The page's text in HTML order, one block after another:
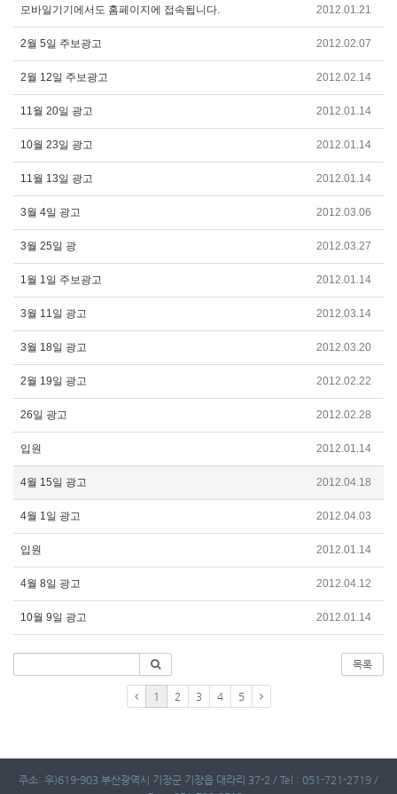
모바일기기에서도 홈페이지에 접속됩니다. 2012.01.21
2월 5일 주보광고 2012.02.07
2월 12일 주보광고 2012.02.14
11월 20일 광고 2012.01.14
10월 23일 광고 2012.01.14
11월 13일 광고 2012.01.14
3월 4일 광고 2012.03.06
3월 25일 광 2012.03.27
1월 1일 주보광고 2012.01.14
3월 11일 광고 2012.03.14
3월 18일 광고 2012.03.20
2월 19일 광고 2012.02.22
26일 광고 2012.02.28
입원 2012.01.14
4월 15일 광고 2012.04.18
4월 1일 광고 2012.04.03
입원 2012.01.14
4월 8일 광고 2012.04.12
10월 9일 광고 2012.01.14
목록
1 2 3 4 5
주소: 우)619-903 부산광역시 기장군 기장읍 대라리 37-2 / Tel : 051-721-2719 /